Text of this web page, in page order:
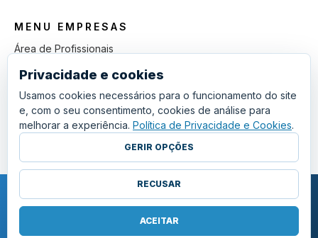
MENU EMPRESAS
Área de Profissionais
Como Funciona
Lista de Pedidos em Aberto
Como Ganhar mais Obras
Perguntas Frequentes
COPYRIGHT © 2011 - 2026 SGSI. TODOS OS DIREITOS RESERVADOS.
POLÍTICA DE PRIVACIDADE E COOKIES
Privacidade e cookies
Usamos cookies necessários para o funcionamento do site
e, com o seu consentimento, cookies de análise para
melhorar a experiência. Política de Privacidade e Cookies.
GERIR OPÇÕES
RECUSAR
ACEITAR